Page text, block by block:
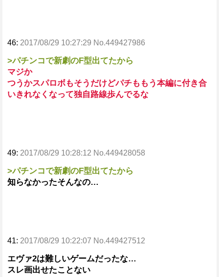
46: 2017/08/29 10:27:29 No.449427986
>パチンコで新劇のF型出てたから
マジか
つうかスパロボもそうだけどパチももう本編に付き合
いきれなくなって独自路線歩んでるな
49: 2017/08/29 10:28:12 No.449428058
>パチンコで新劇のF型出てたから
知らなかったそんなの…
41: 2017/08/29 10:22:07 No.449427512
エヴァ2は難しいゲームだったな…
スレ画出せたことない